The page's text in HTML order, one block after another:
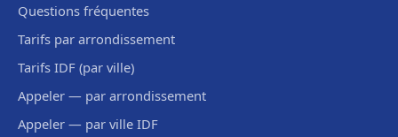
Questions fréquentes
Tarifs par arrondissement
Tarifs IDF (par ville)
Appeler — par arrondissement
Appeler — par ville IDF